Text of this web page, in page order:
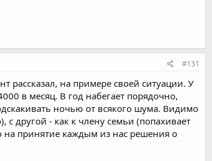
#131
на примере своей ситуации. У
в месяц. В год набегает порядочно,
ночью от всякого шума. Видимо
другой - как к члену семьи (попахивает
принятие каждым из нас решения о